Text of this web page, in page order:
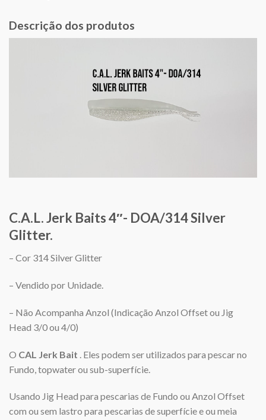
Descrição dos produtos
C.A.L. Jerk Baits 4″- DOA/314 Silver
Glitter.
– Cor 314 Silver Glitter
– Vendido por Unidade.
– Não Acompanha Anzol (Indicação Anzol Offset ou Jig
Head 3/0 ou 4/0)
O CAL Jerk Bait . Eles podem ser utilizados para pescar no
Fundo, topwater ou sub-superfície.
Usando Jig Head para pescarias de Fundo ou Anzol Offset
com ou sem lastro para pescarias de superfície e ou meia